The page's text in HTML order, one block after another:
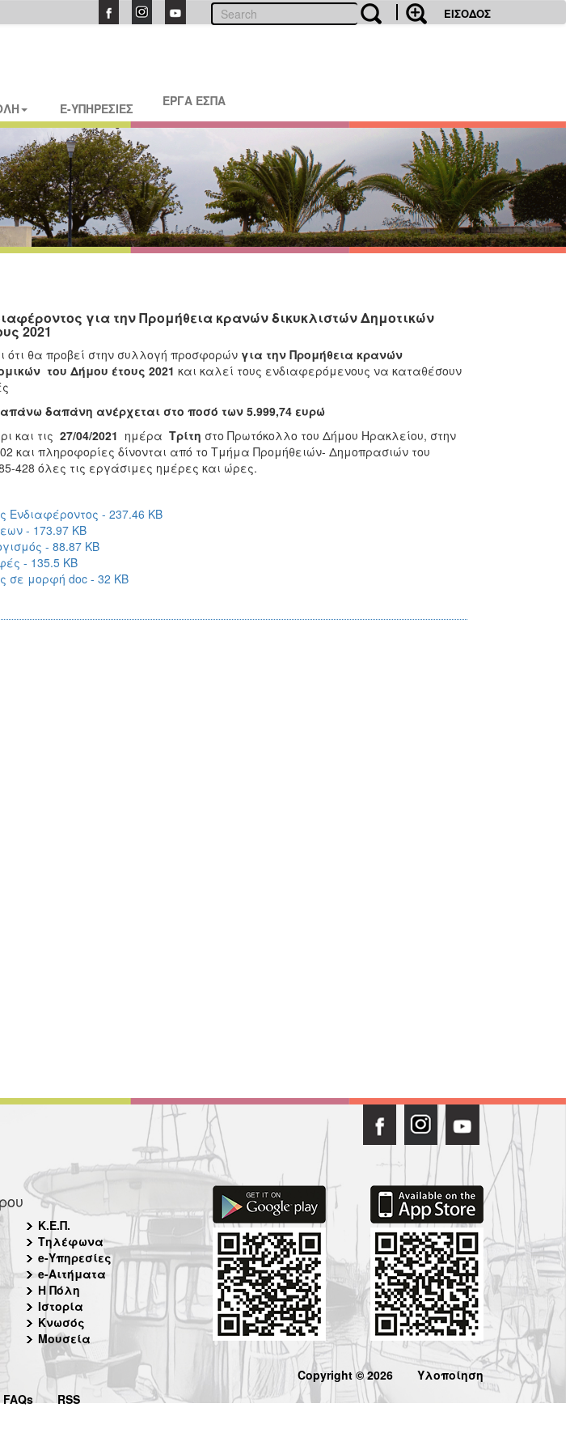
ΕΙΣΟΔΟΣ
E-ΥΠΗΡΕΣΙΕΣ ΕΡΓΑ ΕΣΠΑ
για την Προμήθεια κρανών δικυκλιστών Δημοτικών
2021
ότι θα προβεί στην συλλογή προσφορών για την Προμήθεια κρανών
του Δήμου έτους 2021 και καλεί τους ενδιαφερόμενους να καταθέσουν
δαπάνη ανέρχεται στο ποσό των5.999,74 ευρώ
και τις 27/04/2021 ημέρα Τρίτη στο Πρωτόκολλο του Δήμου Ηρακλείου, στην
και πληροφορίες δίνονται από το Τμήμα Προμήθειών- Δημοπρασιών του
428 όλες τις εργάσιμες ημέρες και ώρες.
Ενδιαφέροντος - 237.46 KB
- 173.97 KB
- 88.87 KB
- 135.5 KB
σε μορφή doc - 32 KB
Κ.Ε.Π.
Τηλέφωνα
e-Υπηρεσίες
e-Αιτήματα
Η Πόλη
Ιστορία
Κνωσός
Μουσεία
FAQs RSS
Copyright © 2026 Υλοποίηση